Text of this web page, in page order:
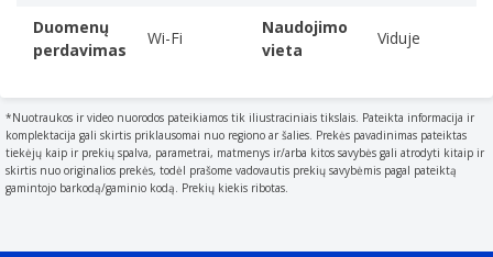
Liečiamos | Reaguoja į muzikos ritmą | Valdomos balsu |
Šimtai iš anksto sukurtų šviesų scenų
Duomenų
perdavimas
Wi-Fi
Naudojimo
vieta
Viduje
*Nuotraukos ir video nuorodos pateikiamos tik iliustraciniais tikslais. Pateikta informacija ir
komplektacija gali skirtis priklausomai nuo regiono ar šalies. Prekės pavadinimas pateiktas
tiekėjų kaip ir prekių spalva, parametrai, matmenys ir/arba kitos savybės gali atrodyti kitaip ir
skirtis nuo originalios prekės, todėl prašome vadovautis prekių savybėmis pagal pateiktą
gamintojo barkodą/gaminio kodą. Prekių kiekis ribotas.